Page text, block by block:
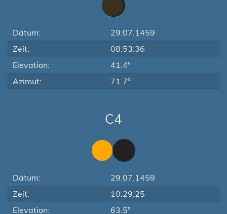
Datum:
29.07.1459
Zeit:
08:53:36
Elevation:
41.4°
Azimut:
71.7°
C4
Datum:
29.07.1459
Zeit:
10:29:25
Elevation:
63.5°